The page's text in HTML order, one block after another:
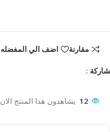
مقارنة اضف الي المفضله
:
12 يشاهدون هذا المنتج الان